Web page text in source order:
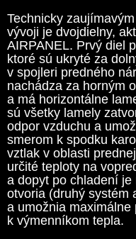
Technicky
vývoji je dvojdielny,
AIRPANEL. Prvý diel
ktoré sú ukryté za
v spojleri predného
nachádza za horným
a má horizontálne
sú všetky lamely
odpor vzduchu a
smerom k spodku
vztlak v oblasti
určité teploty na
a dopyt po chladení
otvoria (druhý systém
a umožnia maximálne
k výmenníkom tepla.